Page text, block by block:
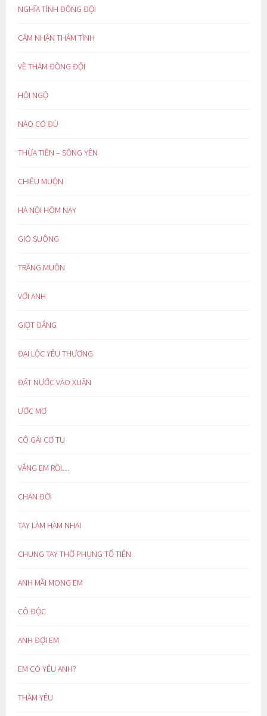
NGHĨA TÌNH ĐỒNG ĐỘI
CẢM NHẬN THÂM TÌNH
VỀ THĂM ĐỒNG ĐỘI
HỘI NGỘ
NÀO CÓ ĐỦ
THỪA TIỀN – SỐNG YÊN
CHIỀU MUỘN
HÀ NỘI HÔM NAY
GIÓ SUÔNG
TRĂNG MUỘN
VỚI ANH
GIỌT ĐẮNG
ĐẠI LỘC YÊU THƯƠNG
ĐẤT NƯỚC VÀO XUÂN
ƯỚC MƠ
CÔ GÁI CƠ TU
VẮNG EM RỒI…
CHÁN ĐỜI
TAY LÀM HÀM NHAI
CHUNG TAY THỜ PHỤNG TỔ TIÊN
ANH MÃI MONG EM
CÔ ĐỘC
ANH ĐỢI EM
EM CÓ YÊU ANH?
THẦM YÊU